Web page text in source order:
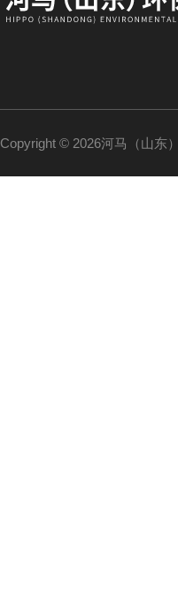
Copyright © 2026河马（山